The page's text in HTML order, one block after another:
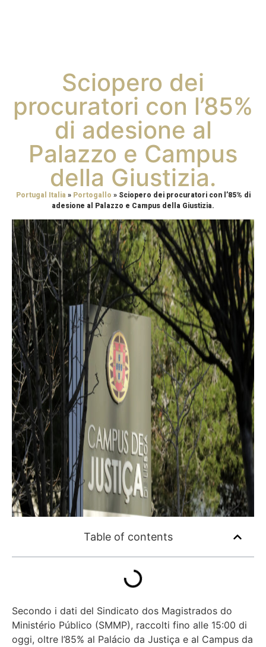
Sciopero dei
procuratori con l’85%
di adesione al
Palazzo e Campus
della Giustizia.
Portugal Italia » Portogallo » Sciopero dei procuratori con l’85% di
adesione al Palazzo e Campus della Giustizia.
Table of contents
Secondo i dati del Sindicato dos Magistrados do
Ministério Público (SMMP), raccolti fino alle 15:00 di
oggi, oltre l’85% al Palácio da Justiça e al Campus da